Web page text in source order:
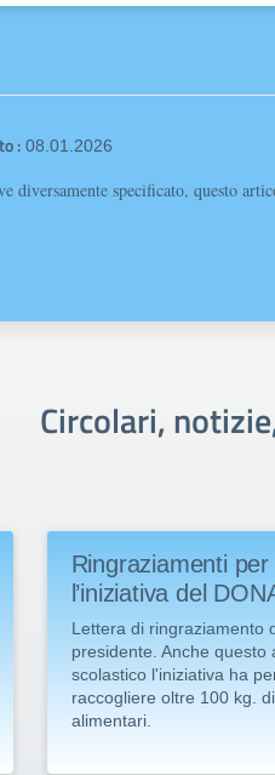
: 08.01.2026
diversamente specificato, questo
Circolari,
Ringraziamenti per
l’iniziativa del
Lettera di ringraziamento
presidente. Anche questo
scolastico l'iniziativa ha
raccogliere oltre 100 kg.
alimentari.